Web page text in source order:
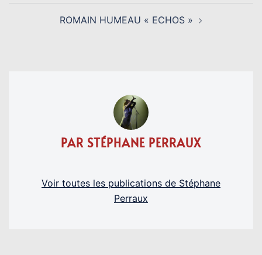
ROMAIN HUMEAU « ECHOS »
PAR STÉPHANE PERRAUX
Voir toutes les publications de Stéphane
Perraux